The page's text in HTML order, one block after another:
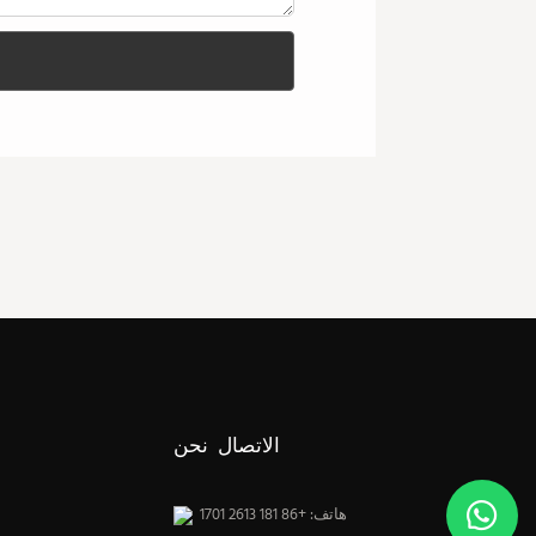
الاتصال نحن
هاتف: +86 181 2613 1701